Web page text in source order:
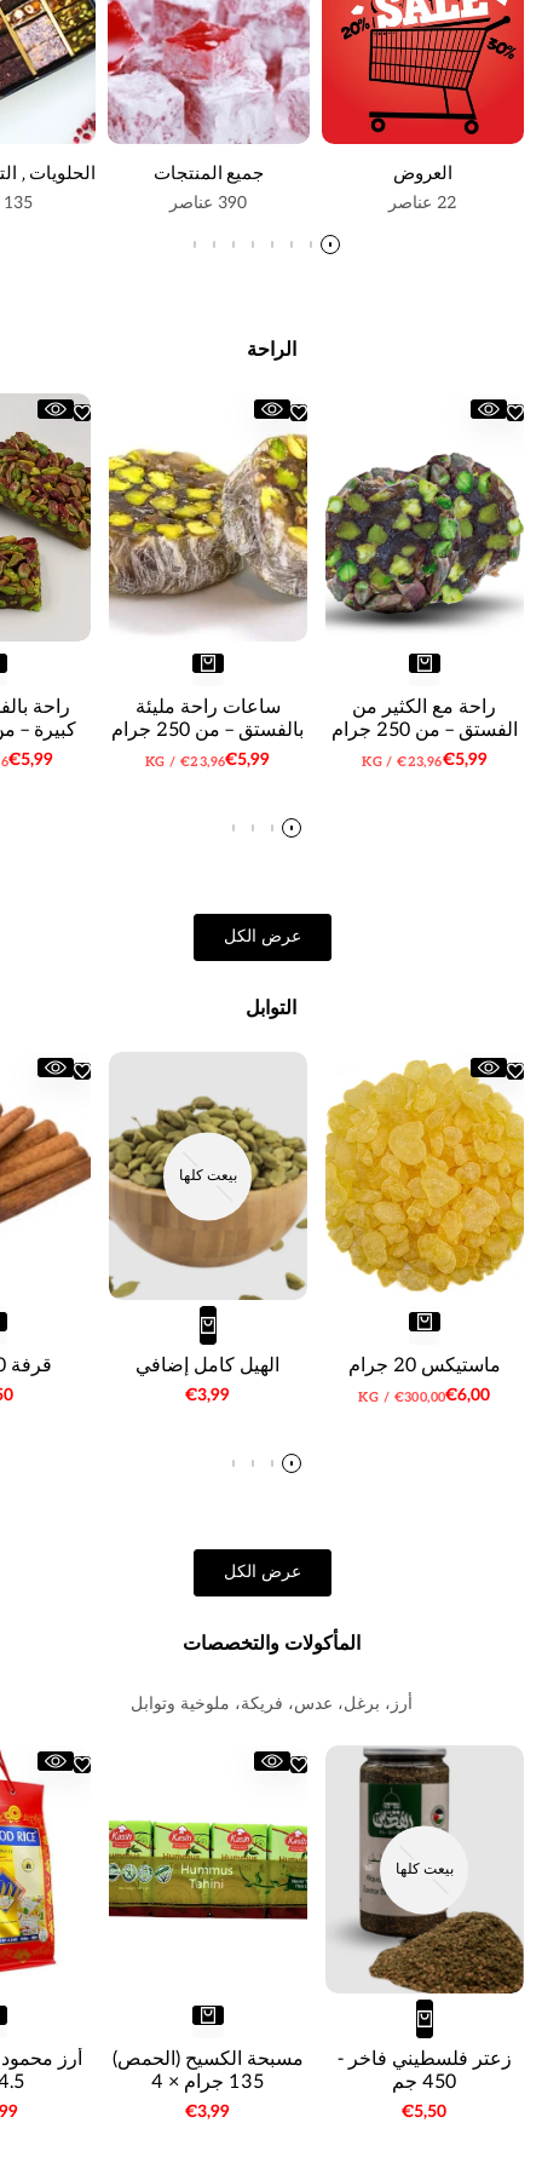
العروض
22 عناصر
جميع المنتجات
390 عناصر 135 عناصر
الراحة
راحة مع الكثير من
الفستق – من 250 جرام
سعر
€5,99سعر
€23,96
/ لكل
KG
ساعات راحة مليئة
بالفستق – من 250 جرام
سعر
€5,99سعر
€23,96
/ لكل
KG
راحة
كبيرة – من 250
سعر
€5,99
عرض الكل
التوابل
ماستيكس 20 جرام
سعر
€6,00سعر
€300,00
/ لكل
KG
بيعت كلها
الهيل كامل إضافي
سعر
€3,99
قرفة 100 غرام
عرض الكل
المأكولات والتخصصات
أرز، برغل، عدس، فريكة، ملوخية وتوابل
بيعت كلها
زعتر فلسطيني فاخر -
450 جم
سعر
€5,50
مسبحة الكسيح (الحمص)
135 جرام × 4
سعر
€3,99
أرز محمود
4.5